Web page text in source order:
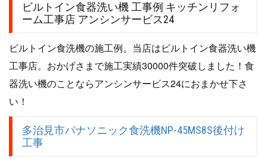
ビルトイン食器洗い機 工事例 キッチンリフォ
ーム工事店 アンシンサービス24
ビルトイン食洗機の施工例。当店はビルトイン食器洗い機
工事店。おかげさまで施工実績30000件突破しました！食
器洗い機のことならアンシンサービス24におまかせ下さ
い！
多治見市パナソニック食洗機NP-45MS8S後付け
工事